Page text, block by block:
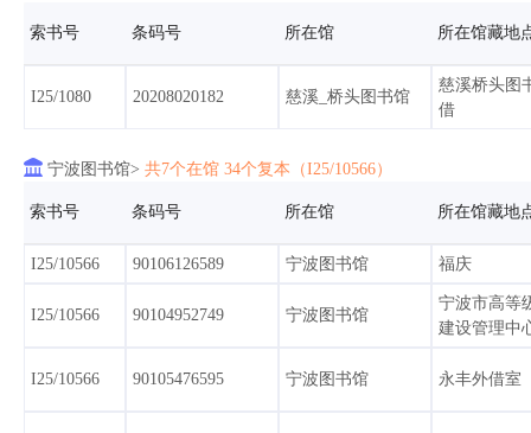
索书号 条码号 所在馆 所在馆藏地
I25/1080 20208020182 慈溪_桥头图书馆
慈溪桥头图
借
 宁波图书馆> 共7个在馆 34个复本（I25/10566）
索书号 条码号 所在馆 所在馆藏地
I25/10566 90106126589 宁波图书馆 福庆
I25/10566 90104952749 宁波图书馆
宁波市高等
建设管理中
I25/10566 90105476595 宁波图书馆 永丰外借室